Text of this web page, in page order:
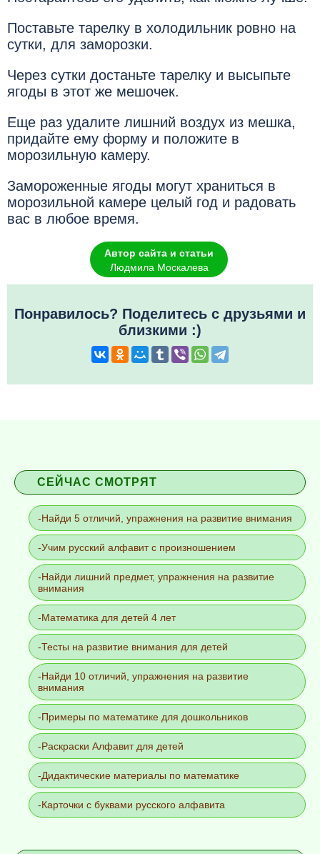
Поставьте тарелку в холодильник ровно на
сутки, для заморозки.
Через сутки достаньте тарелку и высыпьте
ягоды в этот же мешочек.
Еще раз удалите лишний воздух из мешка,
придайте ему форму и положите в
морозильную камеру.
Замороженные ягоды могут храниться в
морозильной камере целый год и радовать
вас в любое время.
Автор сайта и статьи
Людмила Москалева
Понравилось? Поделитесь с друзьями и
близкими :)
СЕЙЧАС СМОТРЯТ
Найди 5 отличий, упражнения на развитие внимания
Учим русский алфавит с произношением
Найди лишний предмет, упражнения на развитие
внимания
Математика для детей 4 лет
Тесты на развитие внимания для детей
Найди 10 отличий, упражнения на развитие
внимания
Примеры по математике для дошкольников
Раскраски Алфавит для детей
Дидактические материалы по математике
Карточки с буквами русского алфавита